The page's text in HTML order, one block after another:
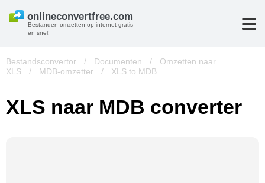
Bestanden omzetten op internet gratis
en snel!
Bestandsconvertor / Documenten /
Omzetten naar
XLS
/ MDB-omzetter / XLS to MDB
XLS naar MDB converter